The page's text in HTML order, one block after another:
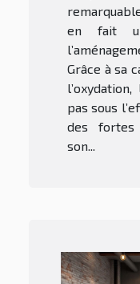
en fait
Grâce à sa
pas sous
des fortes
son...